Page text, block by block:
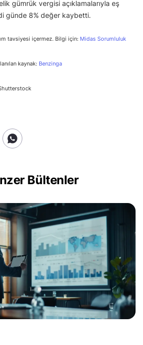
gümrük vergisi açıklamalarıyla eş
günde 8% değer kaybetti.
tavsiyesi içermez. Bilgi için: Midas Sorumluluk
kaynak: Benzinga
Bültenler